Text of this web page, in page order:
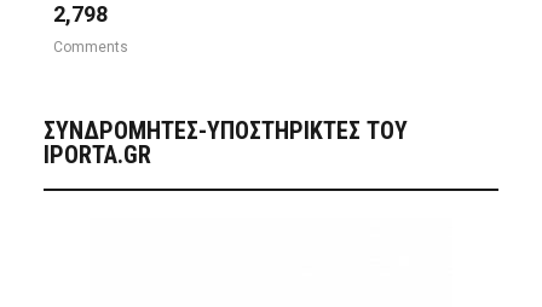
2,798
Comments
ΣΥΝΔΡΟΜΗΤΈΣ-ΥΠΟΣΤΗΡΙΚΤΈΣ ΤΟΥ
IPORTA.GR